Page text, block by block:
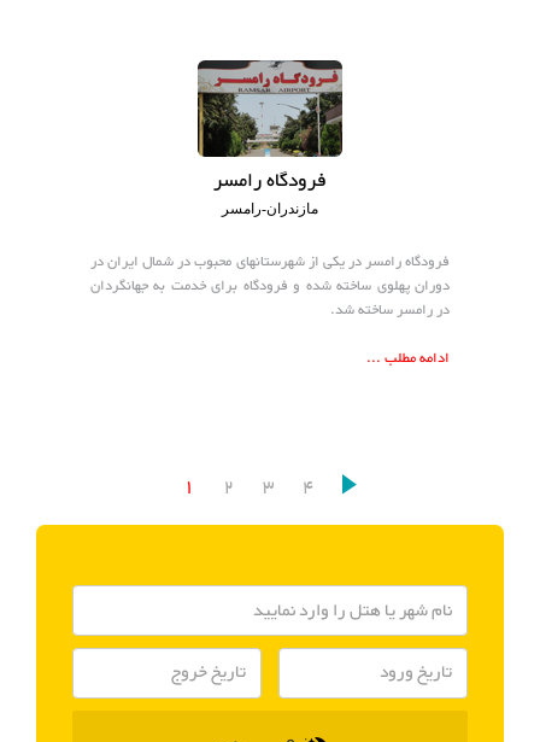
فرودگاه رامسر
مازندران-رامسر
فرودگاه رامسر در یکی از شهرستانهای محبوب در شمال ایران در
دوران پهلوی ساخته شده و فرودگاه برای خدمت به جهانگردان
در رامسر ساخته شد.
ادامه مطلب ...
1 2 3 4